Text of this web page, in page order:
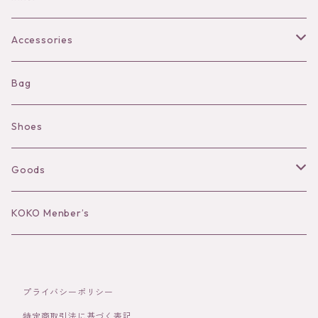
Bra
Shorts
Camisole
Long sleeve
Accessories
Necklace
Pierce/Earring
Ear Cuff
Bracelet／Bangle
Brooch
Bag
Shoes
Goods
Hat
Socks
KOKO Menber’s
プライバシーポリシー